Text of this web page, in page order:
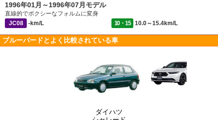
1996年01月～1996年07月モデル
直線的でボクシーなフォルムに変身
JC08
-km/L 10・15 10.0～15.4km/L
ブルーバードとよく比較されている車
ダイハツ